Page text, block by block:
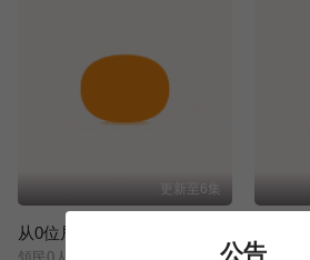
更新至6集
公告